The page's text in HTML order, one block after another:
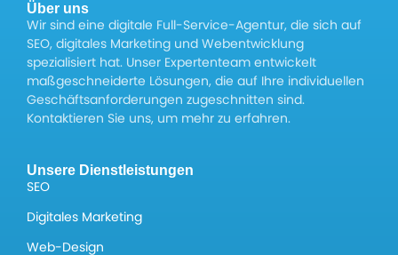
Über uns
Wir sind eine digitale Full-Service-Agentur, die sich auf
SEO, digitales Marketing und Webentwicklung
spezialisiert hat. Unser Expertenteam entwickelt
maßgeschneiderte Lösungen, die auf Ihre individuellen
Geschäftsanforderungen zugeschnitten sind.
Kontaktieren Sie uns, um mehr zu erfahren.
Unsere Dienstleistungen
SEO
Digitales Marketing
Web-Design